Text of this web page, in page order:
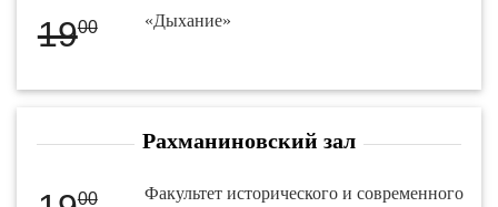
1900 «Дыхание»
Рахманиновский зал
00 Факультет исторического и современного